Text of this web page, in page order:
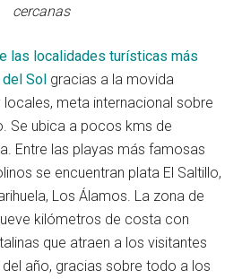
cercanas
las localidades turísticas más
Sol gracias a la movida
meta internacional sobre
Se ubica a pocos kms de
Entre las playas más famosas
se encuentran plata El Saltillo,
Los Álamos. La zona de
kilómetros de costa con
que atraen a los visitantes
año, gracias sobre todo a los